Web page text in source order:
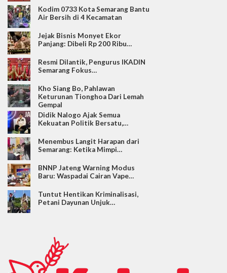
Kodim 0733 Kota Semarang Bantu
Air Bersih di 4 Kecamatan
Jejak Bisnis Monyet Ekor
Panjang: Dibeli Rp 200 Ribu…
Resmi Dilantik, Pengurus IKADIN
Semarang Fokus…
Kho Siang Bo, Pahlawan
Keturunan Tionghoa Dari Lemah
Gempal
Didik Nalogo Ajak Semua
Kekuatan Politik Bersatu,…
Menembus Langit Harapan dari
Semarang: Ketika Mimpi…
BNNP Jateng Warning Modus
Baru: Waspadai Cairan Vape…
Tuntut Hentikan Kriminalisasi,
Petani Dayunan Unjuk…